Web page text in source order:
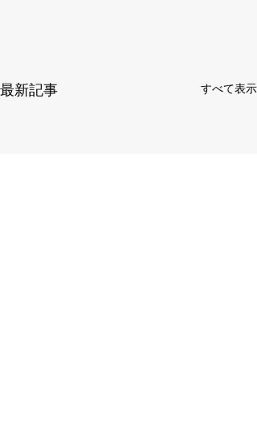
最新記事 すべて表示